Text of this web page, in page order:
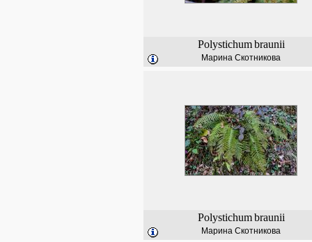
Polystichum braunii
Марина Скотникова
Polystichum braunii
Марина Скотникова